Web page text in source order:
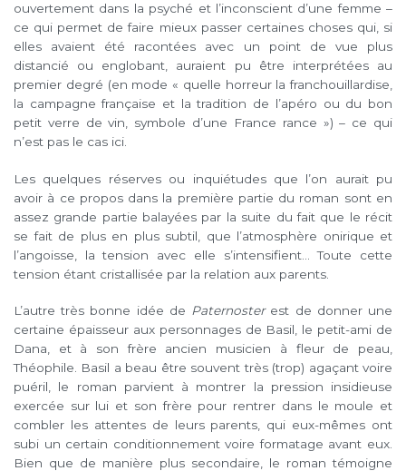
ouvertement dans la psyché et l’inconscient d’une femme –
ce qui permet de faire mieux passer certaines choses qui, si
elles avaient été racontées avec un point de vue plus
distancié ou englobant, auraient pu être interprétées au
premier degré (en mode « quelle horreur la franchouillardise,
la campagne française et la tradition de l’apéro ou du bon
petit verre de vin, symbole d’une France rance ») – ce qui
n’est pas le cas ici.
Les quelques réserves ou inquiétudes que l’on aurait pu
avoir à ce propos dans la première partie du roman sont en
assez grande partie balayées par la suite du fait que le récit
se fait de plus en plus subtil, que l’atmosphère onirique et
l’angoisse, la tension avec elle s’intensifient… Toute cette
tension étant cristallisée par la relation aux parents.
L’autre très bonne idée de Paternosterest de donner une
certaine épaisseur aux personnages de Basil, le petit-ami de
Dana, et à son frère ancien musicien à fleur de peau,
Théophile. Basil a beau être souvent très (trop) agaçant voire
puéril, le roman parvient à montrer la pression insidieuse
exercée sur lui et son frère pour rentrer dans le moule et
combler les attentes de leurs parents, qui eux-mêmes ont
subi un certain conditionnement voire formatage avant eux.
Bien que de manière plus secondaire, le roman témoigne